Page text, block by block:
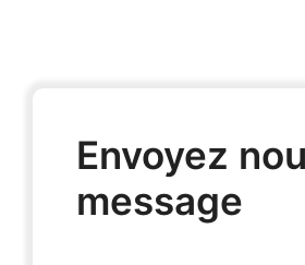
Envoyez
message